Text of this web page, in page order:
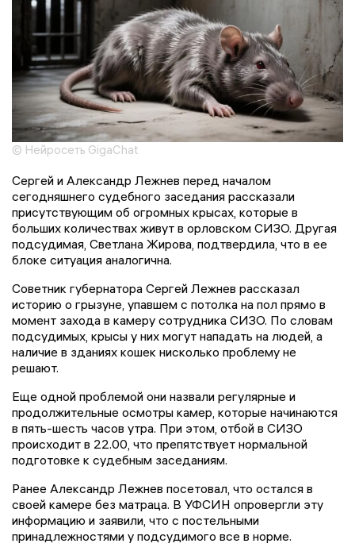
© Нейросеть GigaChat
Сергей и Александр Лежнев перед началом
сегодняшнего судебного заседания рассказали
присутствующим об огромных крысах, которые в
больших количествах живут в орловском СИЗО. Другая
подсудимая, Светлана Жирова, подтвердила, что в ее
блоке ситуация аналогична.
Советник губернатора Сергей Лежнев рассказал
историю о грызуне, упавшем с потолка на пол прямо в
момент захода в камеру сотрудника СИЗО. По словам
подсудимых, крысы у них могут нападать на людей, а
наличие в зданиях кошек нисколько проблему не
решают.
Еще одной проблемой они назвали регулярные и
продолжительные осмотры камер, которые начинаются
в пять-шесть часов утра. При этом, отбой в СИЗО
происходит в 22.00, что препятствует нормальной
подготовке к судебным заседаниям.
Ранее Александр Лежнев посетовал, что остался в
своей камере без матраца. В УФСИН опровергли эту
информацию и заявили, что с постельными
принадлежностями у подсудимого все в норме.